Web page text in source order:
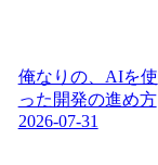
俺なりの、AIを使
った開発の進め方
2026-07-31